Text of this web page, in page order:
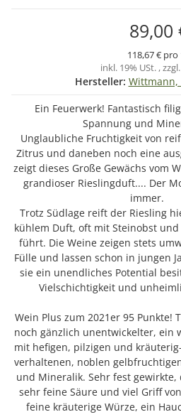
89,00
118,67 € pro
inkl. 19% USt. , zzgl.
Hersteller: Wittmann,
Ein Feuerwerk! Fantastisch
Spannung und
Unglaubliche Fruchtigkeit von
Zitrus und daneben noch eine
zeigt dieses Große Gewächs vom
grandioser Rieslingduft.... Der
immer.
Trotz Südlage reift der Riesling
kühlem Duft, oft mit Steinobst
führt. Die Weine zeigen stets
Fülle und lassen schon in jungen
sie ein unendliches Potential
Vielschichtigkeit und
Wein Plus zum 2021er 95 Punkte!
noch gänzlich unentwickelter, ein
mit hefigen, pilzigen und
verhaltenen, noblen
und Mineralik. Sehr fest gewirkte,
sehr feine Säure und viel Griff
feine kräuterige Würze, ein